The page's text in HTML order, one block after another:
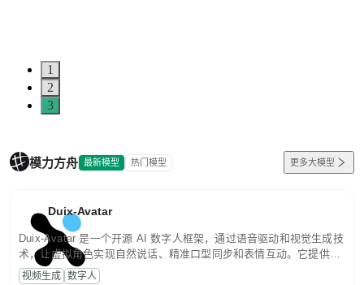
1
2
3
模力方舟 最新模型 热门模型 更多大模型
Duix-Avatar
Duix-Avatar 是一个开源 AI 数字人框架，通过语音驱动和视觉生成技
术，让虚拟角色实现自然说话、精准口型同步和表情互动。它提供从
模型推理到服务部署的完整能力，帮助开发者快速构建智能数字人应
视频生成 数字人